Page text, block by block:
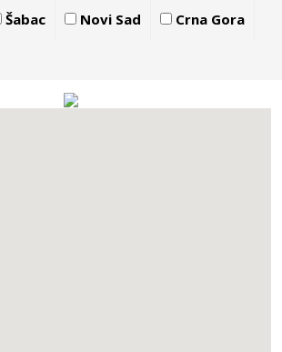
Šabac Novi Sad Crna Gora